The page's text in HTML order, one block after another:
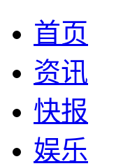
首页
资讯
快报
娱乐